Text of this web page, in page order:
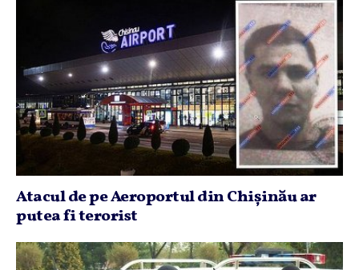
Atacul de pe Aeroportul din Chişinău ar
putea fi terorist